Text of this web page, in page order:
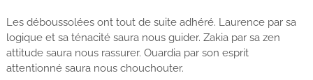
Les déboussolées ont tout de suite adhéré. Laurence par sa
logique et sa ténacité saura nous guider. Zakia par sa zen
attitude saura nous rassurer. Ouardia par son esprit
attentionné saura nous chouchouter.